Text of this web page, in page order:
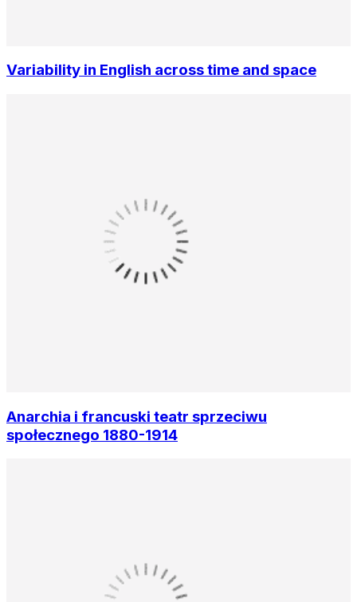
Variability in English across time and space
Anarchia i francuski teatr sprzeciwu
społecznego 1880-1914